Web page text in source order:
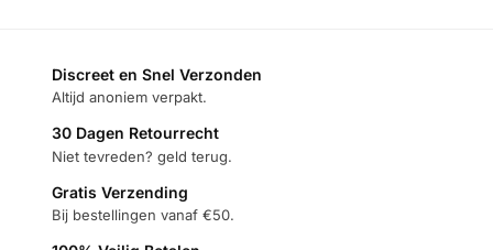
Discreet en Snel Verzonden
Altijd anoniem verpakt.
30 Dagen Retourrecht
Niet tevreden? geld terug.
Gratis Verzending
Bij bestellingen vanaf €50.